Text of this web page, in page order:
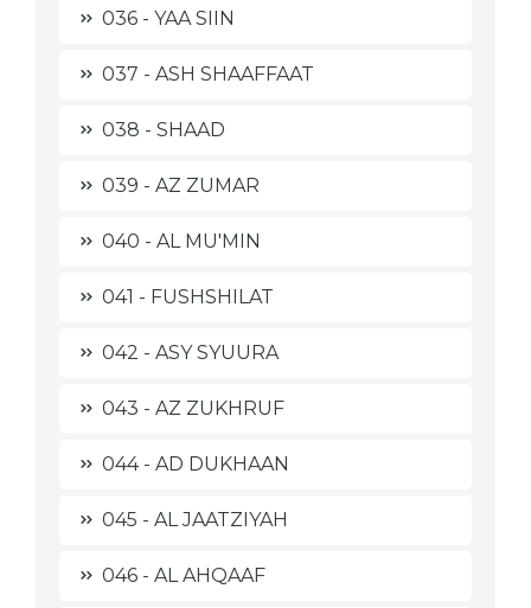
036 - YAA SIIN
037 - ASH SHAAFFAAT
038 - SHAAD
039 - AZ ZUMAR
040 - AL MU'MIN
041 - FUSHSHILAT
042 - ASY SYUURA
043 - AZ ZUKHRUF
044 - AD DUKHAAN
045 - AL JAATZIYAH
046 - AL AHQAAF